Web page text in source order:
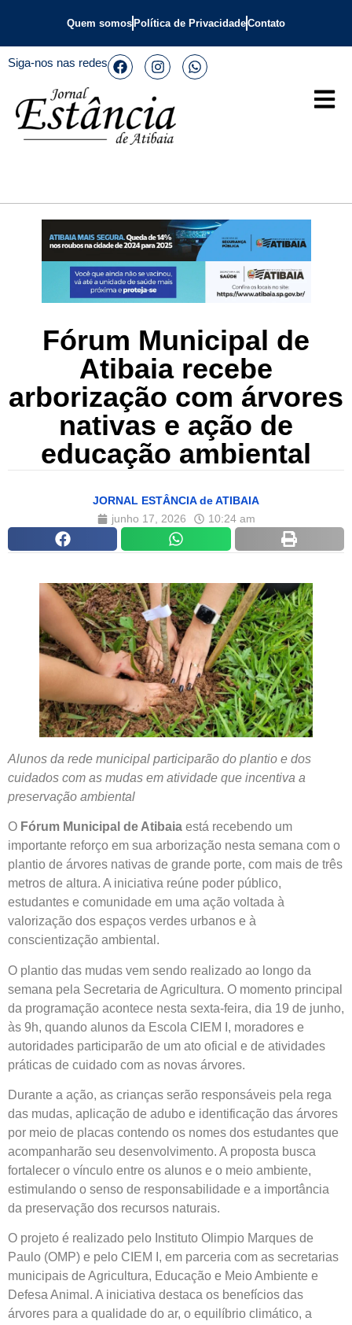
Quem somos Política de PrivacidadeContato
Siga-nos nas redes
Fórum Municipal de
Atibaia recebe
arborização com árvores
nativas e ação de
educação ambiental
JORNAL ESTÂNCIA de ATIBAIA
junho 17, 2026
10:24 am
Alunos da rede municipal participarão do plantio e dos
cuidados com as mudas em atividade que incentiva a
preservação ambiental
O Fórum Municipal de Atibaia está recebendo um
importante reforço em sua arborização nesta semana com o
plantio de árvores nativas de grande porte, com mais de três
metros de altura. A iniciativa reúne poder público,
estudantes e comunidade em uma ação voltada à
valorização dos espaços verdes urbanos e à
conscientização ambiental.
O plantio das mudas vem sendo realizado ao longo da
semana pela Secretaria de Agricultura. O momento principal
da programação acontece nesta sexta-feira, dia 19 de junho,
às 9h, quando alunos da Escola CIEM I, moradores e
autoridades participarão de um ato oficial e de atividades
práticas de cuidado com as novas árvores.
Durante a ação, as crianças serão responsáveis pela rega
das mudas, aplicação de adubo e identificação das árvores
por meio de placas contendo os nomes dos estudantes que
acompanharão seu desenvolvimento. A proposta busca
fortalecer o vínculo entre os alunos e o meio ambiente,
estimulando o senso de responsabilidade e a importância
da preservação dos recursos naturais.
O projeto é realizado pelo Instituto Olimpio Marques de
Paulo (OMP) e pelo CIEM I, em parceria com as secretarias
municipais de Agricultura, Educação e Meio Ambiente e
Defesa Animal. A iniciativa destaca os benefícios das
árvores para a qualidade do ar, o equilíbrio climático, a